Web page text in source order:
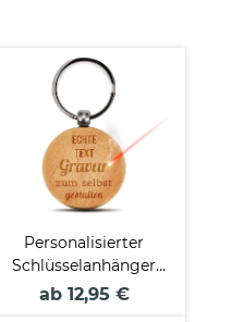
Personalisierter
Schlüsselanhänger
mit Wunschtext -
ab 12,95 €